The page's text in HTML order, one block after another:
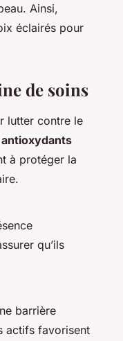
Ainsi,
éclairés pour
de soins
lutter contre le
à protéger la
qu’ils
barrière
actifs favorisent